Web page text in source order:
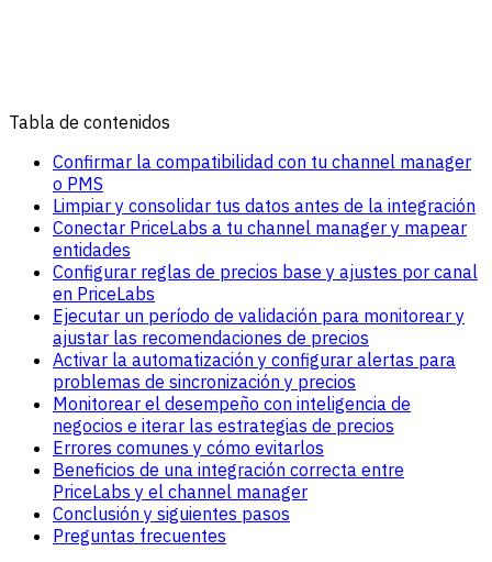
Tabla de contenidos
Confirmar la compatibilidad con tu channel manager
o PMS
Limpiar y consolidar tus datos antes de la integración
Conectar PriceLabs a tu channel manager y mapear
entidades
Configurar reglas de precios base y ajustes por canal
en PriceLabs
Ejecutar un período de validación para monitorear y
ajustar las recomendaciones de precios
Activar la automatización y configurar alertas para
problemas de sincronización y precios
Monitorear el desempeño con inteligencia de
negocios e iterar las estrategias de precios
Errores comunes y cómo evitarlos
Beneficios de una integración correcta entre
PriceLabs y el channel manager
Conclusión y siguientes pasos
Preguntas frecuentes